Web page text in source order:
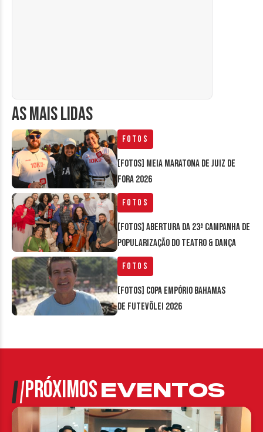
AS MAIS LIDAS
Fotos
[FOTOS] Meia Maratona de Juiz de
Fora 2026
Fotos
[FOTOS] Abertura da 23ª Campanha de
Popularização do Teatro & Dança
Fotos
[FOTOS] Copa Empório Bahamas
de Futevôlei 2026
PRÓXIMOSEVENTOS